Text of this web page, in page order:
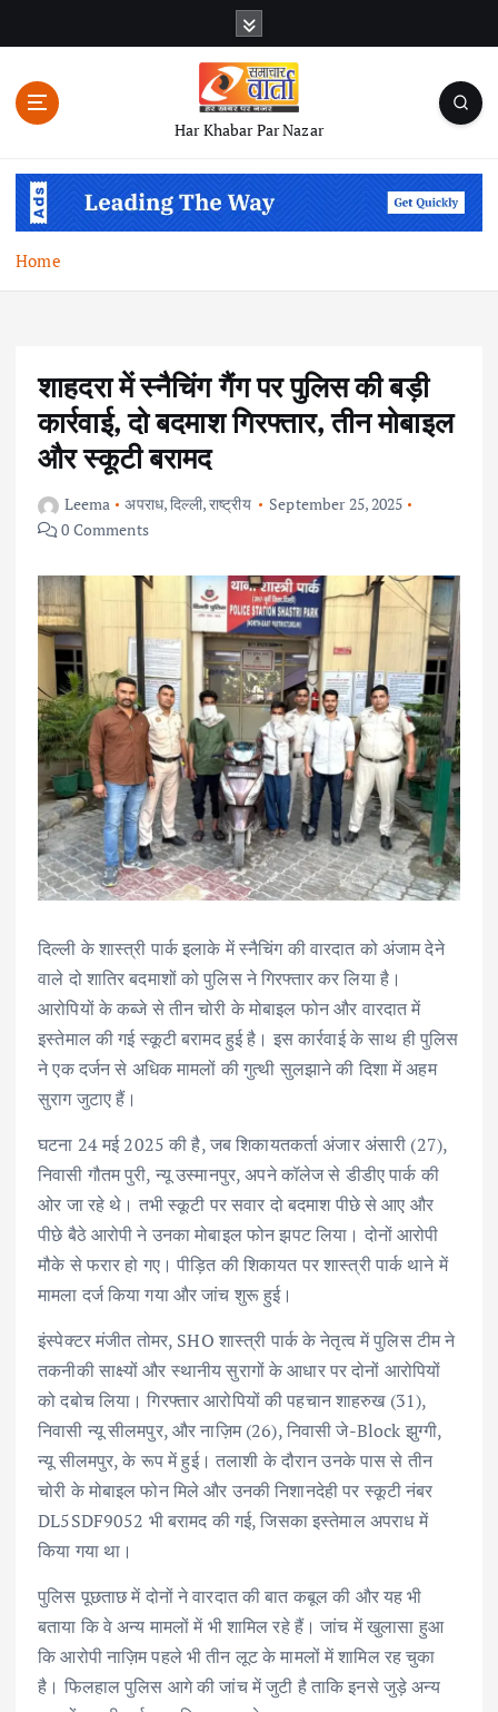
n
Har Khabar Par Nazar
Home
शाहदरा में स्नैचिंग गैंग पर पुलिस की बड़ी
कार्रवाई, दो बदमाश गिरफ्तार, तीन मोबाइल
और स्कूटी बरामद
Leema अपराध,दिल्ली,राष्ट्रीय
September 25, 2025
0 Comments
दिल्ली के शास्त्री पार्क इलाके में स्नैचिंग की वारदात को अंजाम देने
वाले दो शातिर बदमाशों को पुलिस ने गिरफ्तार कर लिया है।
आरोपियों के कब्जे से तीन चोरी के मोबाइल फोन और वारदात में
इस्तेमाल की गई स्कूटी बरामद हुई है। इस कार्रवाई के साथ ही पुलिस
ने एक दर्जन से अधिक मामलों की गुत्थी सुलझाने की दिशा में अहम
सुराग जुटाए हैं।
घटना 24 मई 2025 की है, जब शिकायतकर्ता अंजार अंसारी (27),
निवासी गौतम पुरी, न्यू उस्मानपुर, अपने कॉलेज से डीडीए पार्क की
ओर जा रहे थे। तभी स्कूटी पर सवार दो बदमाश पीछे से आए और
पीछे बैठे आरोपी ने उनका मोबाइल फोन झपट लिया। दोनों आरोपी
मौके से फरार हो गए। पीड़ित की शिकायत पर शास्त्री पार्क थाने में
मामला दर्ज किया गया और जांच शुरू हुई।
इंस्पेक्टर मंजीत तोमर, SHO शास्त्री पार्क के नेतृत्व में पुलिस टीम ने
तकनीकी साक्ष्यों और स्थानीय सुरागों के आधार पर दोनों आरोपियों
को दबोच लिया। गिरफ्तार आरोपियों की पहचान शाहरुख (31),
निवासी न्यू सीलमपुर, और नाज़िम (26), निवासी जे-Block झुग्गी,
न्यू सीलमपुर, के रूप में हुई। तलाशी के दौरान उनके पास से तीन
चोरी के मोबाइल फोन मिले और उनकी निशानदेही पर स्कूटी नंबर
DL5SDF9052 भी बरामद की गई, जिसका इस्तेमाल अपराध में
किया गया था।
पुलिस पूछताछ में दोनों ने वारदात की बात कबूल की और यह भी
बताया कि वे अन्य मामलों में भी शामिल रहे हैं। जांच में खुलासा हुआ
कि आरोपी नाज़िम पहले भी तीन लूट के मामलों में शामिल रह चुका
है। फिलहाल पुलिस आगे की जांच में जुटी है ताकि इनसे जुड़े अन्य